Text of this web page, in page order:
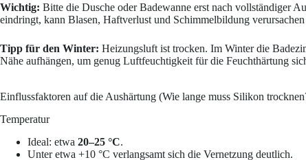
Wichtig: Bitte die Dusche oder Badewanne erst nach vollständiger
eindringt, kann Blasen, Haftverlust und Schimmelbildung
Tipp für den Winter: Heizungsluft ist trocken. Im Winter die
Nähe aufhängen, um genug Luftfeuchtigkeit für die Feuchthärtung
Einflussfaktoren auf die Aushärtung (Wie lange muss Silikon
Temperatur
Ideal: etwa 20–25 °C.
Unter etwa +10 °C verlangsamt sich die Vernetzung deutlich.